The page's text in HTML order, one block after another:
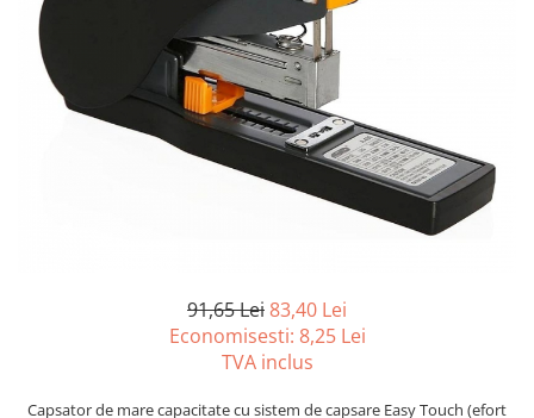
Tipizate autocopiative
Tipizate autocopiative
personalizate
Tipizate offset
Tipizate offset personalizate
Caiete si produse din hartie
91,65 Lei83,40 Lei
Economisesti: 8,25 Lei
TVA inclus
Capsator de mare capacitate cu sistem de capsare Easy Touch (efort